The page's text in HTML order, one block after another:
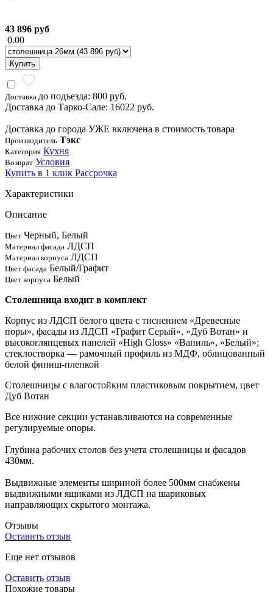
43 896 руб
0.00
Купить
Доставка до подъезда: 800 руб.
Доставка до Тарко-Сале: 16022 руб.
Доставка до города УЖЕ включена в стоимость товара
Производитель Тэкс
Категория Кухня
Возврат Условия
Купить в 1 клик Рассрочка
Характеристики
Описание
Цвет Черный, Белый
Материал фасада ЛДСП
Материал корпуса ЛДСП
Цвет фасада Белый/Графит
Цвет корпуса Белый
Столешница входит в комплект
Корпус из ЛДСП белого цвета с тиснением «Древесные
поры», фасады из ЛДСП «Графит Серый», «Дуб Вотан» и
высокоглянцевых панелей «High Gloss» «Ваниль», «Белый»;
стеклостворка — рамочный профиль из МДФ, облицованный
белой финиш-пленкой
Столешницы с влагостойким пластиковым покрытием, цвет
Дуб Вотан
Все нижние секции устанавливаются на современные
регулируемые опоры.
Глубина рабочих столов без учета столешницы и фасадов
430мм.
Выдвижные элементы шириной более 500мм снабжены
выдвижными ящиками из ЛДСП на шариковых
направляющих скрытого монтажа.
Отзывы
Оставить отзыв
Еще нет отзывов
Оставить отзыв
Похожие товары